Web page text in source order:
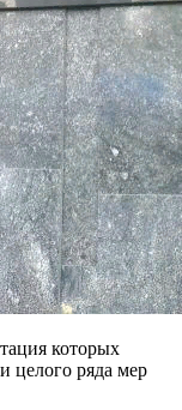
которых
целого ряда мер